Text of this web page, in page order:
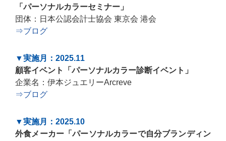
「パーソナルカラーセミナー」
団体：日本公認会計士協会 東京会 港会
⇒ブログ
▼実施月：2025.11
顧客イベント「パーソナルカラー診断イベント」
企業名：伊本ジュエリーArcreve
⇒ブログ
▼実施月：2025.10
外食メーカー「パーソナルカラーで自分ブランディン